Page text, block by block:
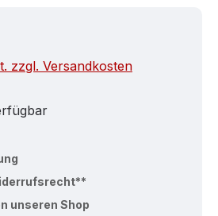
zzgl. Versandkosten
unseren Shop